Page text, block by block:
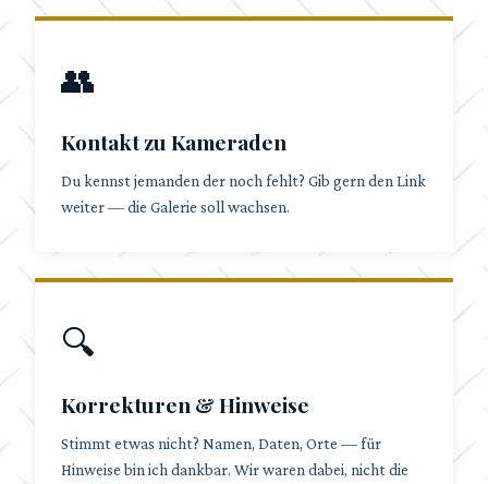
👥
Kontakt zu Kameraden
Du kennst jemanden der noch fehlt? Gib gern den Link
weiter — die Galerie soll wachsen.
🔍
Korrekturen & Hinweise
Stimmt etwas nicht? Namen, Daten, Orte — für
Hinweise bin ich dankbar. Wir waren dabei, nicht die